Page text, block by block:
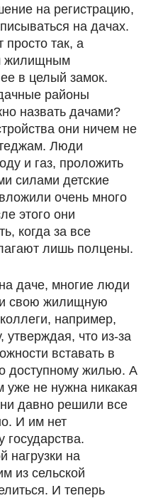
на регистрацию,
на дачах.
так, а
жилищным
в целый замок.
районы
назвать дачами?
они ничем не
Люди
и газ, проложить
силами детские
очень много
этого они
когда за все
лишь полцены.
даче, многие люди
свою жилищную
например,
утверждая, что из-за
вставать в
доступному жилью. А
уже не нужна никакая
давно решили все
И им нет
государства.
нагрузки на
из сельской
И теперь